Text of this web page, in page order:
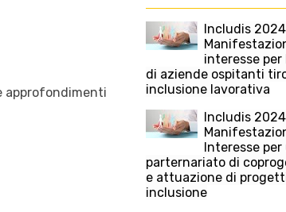
approfondimenti
Includis
interesse per
di aziende ospitanti
inclusione lavorativa
Includis
Interesse per
parternariato di
e attuazione di
inclusione